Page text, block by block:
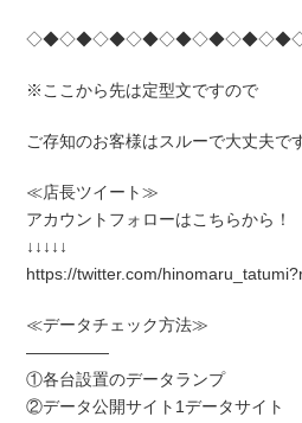
※ここから先は定型文ですので
ご存知のお客様はスルーで大丈夫で
≪店長ツイート≫
アカウントフォローはこちらから！
↓↓↓↓↓
https://twitter.com/
≪データチェック方法≫
―――――
①各台設置のデータランプ
②データ公開サイト1データサイト